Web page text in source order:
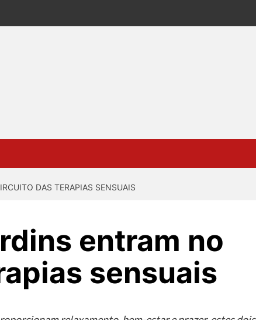
DAS TERAPIAS SENSUAIS
entram no
sensuais